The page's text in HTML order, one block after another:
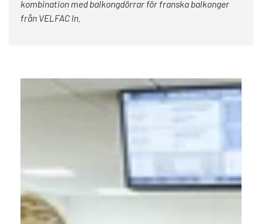
kombination med balkongdörrar för franska balkonger
från VELFAC In.